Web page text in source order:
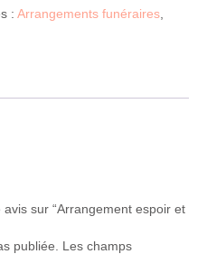
: Arrangements funéraires
sur “Arrangement espoir et
publiée.
Les champs